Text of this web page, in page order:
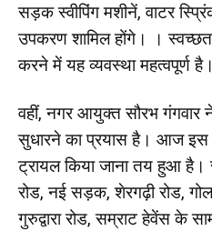
सड़क स्वीपिंग मशीनें, वाटर
उपकरण शामिल होंगे। ।
करने में यह व्यवस्था महत्वपूर्ण है।
वहीं, नगर आयुक्त सौरभ गंगवार
सुधारने का प्रयास है। आज इस
ट्रायल किया जाना तय हुआ
रोड, नई सड़क, शेरगढ़ी रोड,
गुरुद्वारा रोड, सम्राट हेवेंस के